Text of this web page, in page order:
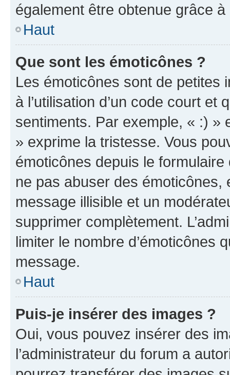
également être obtenue grâce à
Haut
Que sont les émoticônes ?
Les émoticônes sont de petites
à l’utilisation d’un code court et
sentiments. Par exemple, « :) »
» exprime la tristesse. Vous
émoticônes depuis le
ne pas abuser des
message illisible et un
supprimer complètement.
limiter le nombre d’émoticônes
message.
Haut
Puis-je insérer des images ?
Oui, vous pouvez insérer des
l’administrateur du forum a